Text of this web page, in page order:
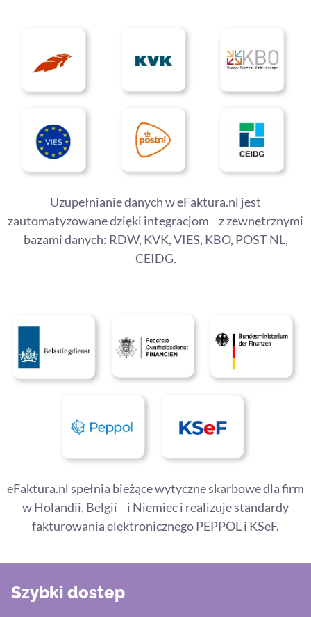
Uzupełnianie danych w eFaktura.nl jest
zautomatyzowane dzięki integracjom z zewnętrznymi
bazami danych: RDW, KVK, VIES, KBO, POST NL,
CEIDG.
eFaktura.nl spełnia bieżące wytyczne skarbowe dla firm
w Holandii, Belgii i Niemiec i realizuje standardy
fakturowania elektronicznego PEPPOL i KSeF.
Szybki dostep